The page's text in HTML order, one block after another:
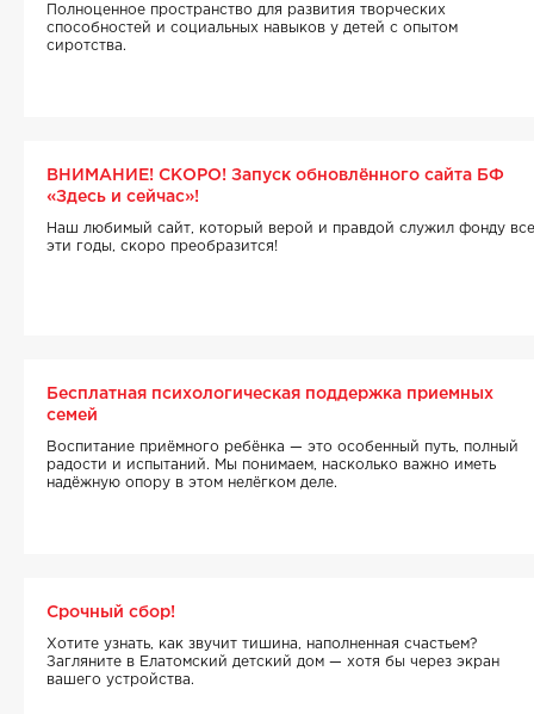
Полноценное пространство для развития творческих
способностей и социальных навыков у детей с опытом
сиротства.
ВНИМАНИЕ! СКОРО! Запуск обновлённого сайта БФ
«Здесь и сейчас»!
Наш любимый сайт, который верой и правдой служил фонду все
эти годы, скоро преобразится!
Бесплатная психологическая поддержка приемных
семей
Воспитание приёмного ребёнка — это особенный путь, полный
радости и испытаний. Мы понимаем, насколько важно иметь
надёжную опору в этом нелёгком деле.
Срочный сбор!
Хотите узнать, как звучит тишина, наполненная счастьем?
Загляните в Елатомский детский дом — хотя бы через экран
вашего устройства.